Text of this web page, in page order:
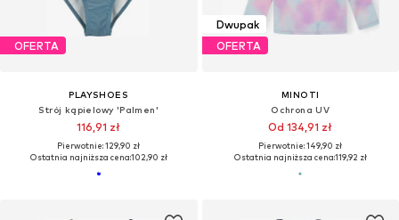
OFERTA
PLAYSHOES
Strój kąpielowy 'Palmen'
116,91 zł
Pierwotnie: 129,90 zł
Ostatnia najniższa cena:102,90 zł
Dwupak
OFERTA
MINOTI
Ochrona UV
Od 134,91 zł
Pierwotnie: 149,90 zł
Ostatnia najniższa cena:119,92 zł